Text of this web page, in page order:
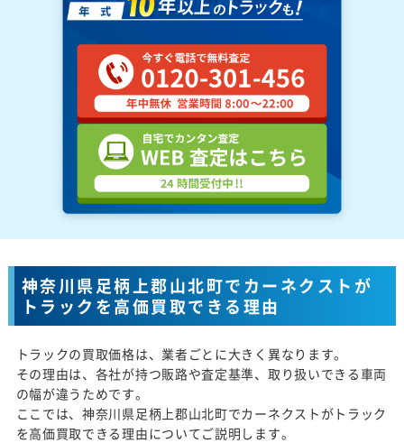
神奈川県足柄上郡山北町でカーネクストが
トラックを高価買取できる理由
トラックの買取価格は、業者ごとに大きく異なります。
その理由は、各社が持つ販路や査定基準、取り扱いできる車両
の幅が違うためです。
ここでは、神奈川県足柄上郡山北町でカーネクストがトラック
を高価買取できる理由についてご説明します。